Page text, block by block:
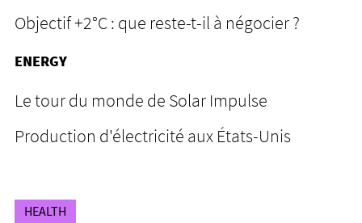
Objectif +2°C : que reste-t-il à négocier ?
ENERGY
Le tour du monde de Solar Impulse
Production d'électricité aux États-Unis
HEALTH